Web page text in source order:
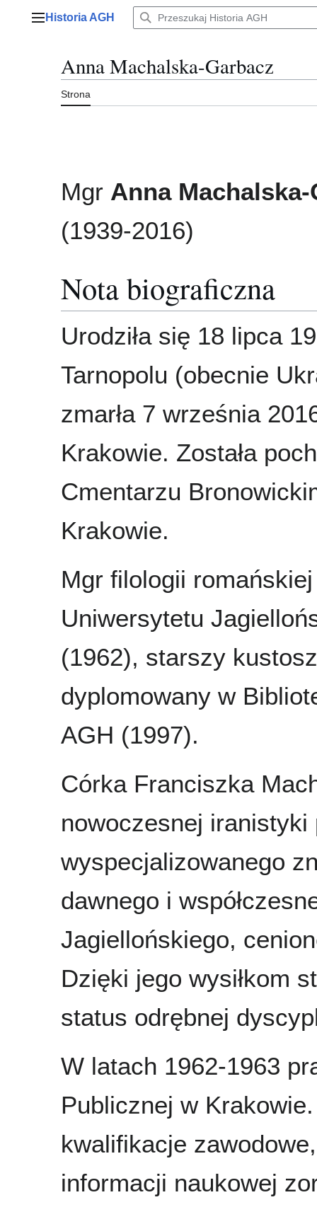
Menu główne
Historia AGH
Anna Machalska-Garbacz
Strona
Mgr Anna Machalska-
(1939-2016)
Nota biograficzna
Urodziła się 18 lipca
Tarnopolu (obecnie
zmarła 7 września
Krakowie. Została
Cmentarzu
Krakowie.
Mgr filologii romańskiej
Uniwersytetu
(1962), starszy kustosz
dyplomowany w
AGH (1997).
Córka Franciszka
nowoczesnej
wyspecjalizowanego
dawnego i
Jagiellońskiego,
Dzięki jego wysiłkom
status odrębnej
W latach 1962-1963
Publicznej w
kwalifikacje
informacji naukowej